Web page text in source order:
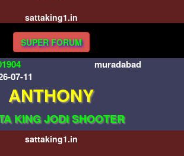
sattaking1.in
SUPER FORUM
07-11
muradabad
ANTHONY
KING JODI SHOOTER
sattaking1.in